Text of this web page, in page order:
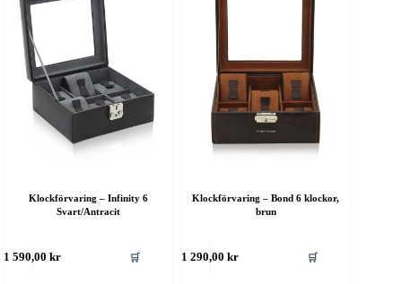
Klockförvaring – Infinity 6
Svart/Antracit
1 590,00kr 🛒
Klockförvaring – Bond 6 klockor,
brun
1 290,00kr 🛒